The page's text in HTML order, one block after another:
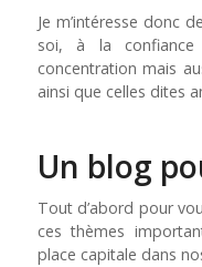
Je m’intéresse donc
soi, à la
concentration mais
ainsi que celles dites
Un blog
Tout d’abord pour
ces thèmes
place capitale dans